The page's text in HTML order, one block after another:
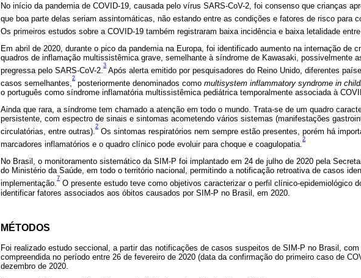
No início da pandemia de COVID-19, causada pelo vírus SARS-CoV-2, foi consenso que crianças
que boa parte delas seriam assintomáticas, não estando entre as condições e fatores de risco para
Os primeiros estudos sobre a COVID-19 também registraram baixa incidência e baixa letalidade
Em abril de 2020, durante o pico da pandemia na Europa, foi identificado aumento na internação de
quadros de inflamação multissistêmica grave, semelhante à síndrome de Kawasaki, possivelmente
pregressa pelo SARS-CoV-2.
3
Após alerta emitido por pesquisadores do Reino Unido, diferentes
casos semelhantes,
2
posteriormente denominados como multisystem inflammatory syndrome in
o português como síndrome inflamatória multissistêmica pediátrica temporalmente associada à
Ainda que rara, a síndrome tem chamado a atenção em todo o mundo. Trata-se de um quadro
persistente, com espectro de sinais e sintomas acometendo vários sistemas (manifestações
circulatórias, entre outras).
2
Os sintomas respiratórios nem sempre estão presentes, porém há
marcadores inflamatórios e o quadro clínico pode evoluir para choque e coagulopatia.
2
No Brasil, o monitoramento sistemático da SIM-P foi implantado em 24 de julho de 2020 pela
do Ministério da Saúde, em todo o território nacional, permitindo a notificação retroativa de casos
implementação.
7
O presente estudo teve como objetivos caracterizar o perfil clínico-epidemiológico
identificar fatores associados aos óbitos causados por SIM-P no Brasil, em 2020.
MÉTODOS
Foi realizado estudo seccional, a partir das notificações de casos suspeitos de SIM-P no Brasil,
compreendida no período entre 26 de fevereiro de 2020 (data da confirmação do primeiro caso de
dezembro de 2020.